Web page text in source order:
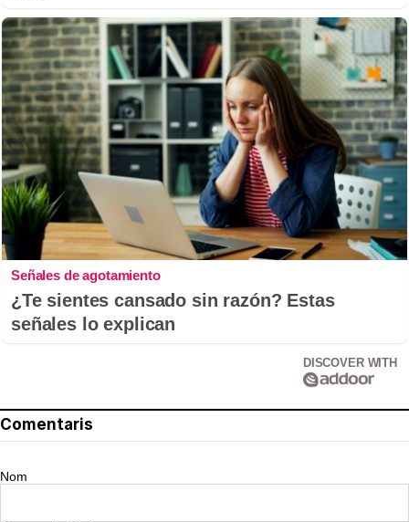
Señales de agotamiento
¿Te sientes cansado sin razón? Estas
señales lo explican
DISCOVER WITH
Comentaris
Nom